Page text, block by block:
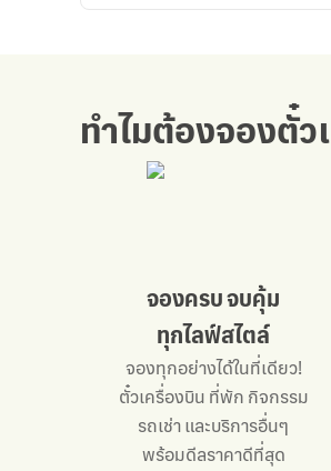
ทำไมต้องจองตั๋ว
จองครบ จบคุ้ม
ทุกไลฟ์สไตล์
จองทุกอย่างได้ในที่เดียว!
ตั๋วเครื่องบิน ที่พัก กิจกรรม
รถเช่าและบริการอื่นๆ
พร้อมดีลราคาดีที่สุด